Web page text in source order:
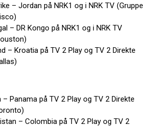
– Jordan på NRK1 og i NRK TV (Gruppe
– DR Kongo på NRK1 og i NRK TV
– Kroatia på TV 2 Play og TV 2 Direkte
– Panama på TV 2 Play og TV 2 Direkte
– Colombia på TV 2 Play og TV 2